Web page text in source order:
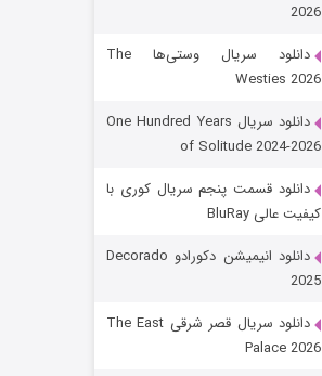
شکست استوارت در نجات جهان
قسمت7 (زیرنویس)
2026
دانلود سریال وستی‌ها The
Westies 2026
دانلود سریال One Hundred Years
of Solitude 2024-2026
دانلود قسمت پنجم سریال کوری با
کیفیت عالی BluRay
دانلود انیمیشن دکورادو Decorado
2025
دانلود سریال قصر شرقی The East
Palace 2026